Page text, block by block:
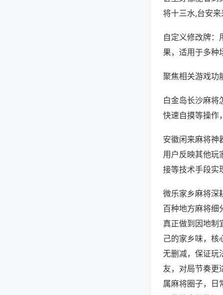
将十三水,台安来
自定义修改牌：
果，适用于多种
聚焦相关游戏功
白金岛长沙麻将
快速自摸等操作
安徽闲来麻将神
用户反映其他玩
接等技术手段实
微乐家乡麻将深
百种地方麻将细
真正做到因地制
己的家乡味，核
无删减，保证玩
友，对局节奏更
属麻将圈子，日